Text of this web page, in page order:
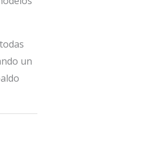
un